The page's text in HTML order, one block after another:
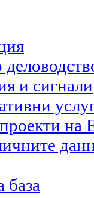
и сигнали
на
база